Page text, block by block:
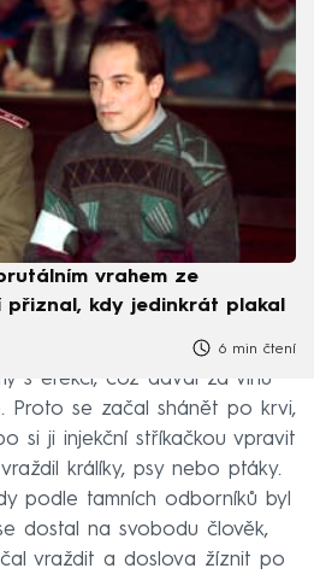
vrahem ze
přiznal, kdy jedinkrát plakal
6 min čtení
s erekcí, což dával za vinu
Proto se začal shánět po krvi,
si ji injekční stříkačkou vpravit
králíky, psy nebo ptáky.
podle tamních odborníků byl
dostal na svobodu člověk,
vraždit a doslova žíznit po